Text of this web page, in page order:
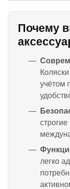
Почему
учётом
легко